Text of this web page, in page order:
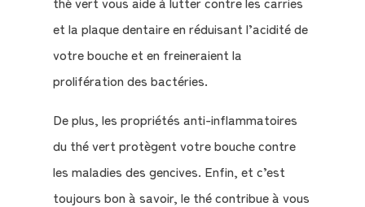
et la plaque dentaire en réduisant l’acidité de
votre bouche et en freineraient la
prolifération des bactéries.
De plus, les propriétés anti-inflammatoires
du thé vert protègent votre bouche contre
les maladies des gencives. Enfin, et c’est
toujours bon à savoir, le thé contribue à vous